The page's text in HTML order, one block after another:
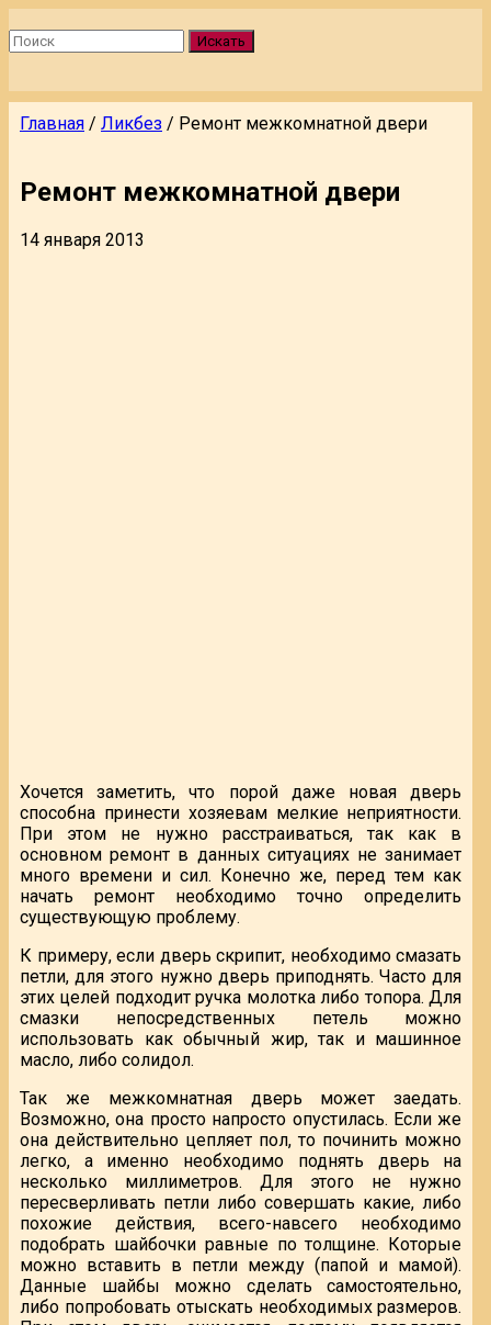
Искать
Главная / Ликбез / Ремонт межкомнатной двери
Ремонт межкомнатной двери
14 января 2013
Хочется заметить, что порой даже новая дверь
способна принести хозяевам мелкие неприятности.
При этом не нужно расстраиваться, так как в
основном ремонт в данных ситуациях не занимает
много времени и сил. Конечно же, перед тем как
начать ремонт необходимо точно определить
существующую проблему.
К примеру, если дверь скрипит, необходимо смазать
петли, для этого нужно дверь приподнять. Часто для
этих целей подходит ручка молотка либо топора. Для
смазки непосредственных петель можно
использовать как обычный жир, так и машинное
масло, либо солидол.
Так же межкомнатная дверь может заедать.
Возможно, она просто напросто опустилась. Если же
она действительно цепляет пол, то починить можно
легко, а именно необходимо поднять дверь на
несколько миллиметров. Для этого не нужно
пересверливать петли либо совершать какие, либо
похожие действия, всего-навсего необходимо
подобрать шайбочки равные по толщине. Которые
можно вставить в петли между (папой и мамой).
Данные шайбы можно сделать самостоятельно,
либо попробовать отыскать необходимых размеров.